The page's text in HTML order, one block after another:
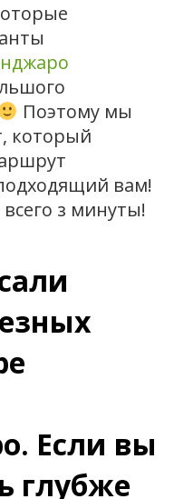
Поэтому мы
который
вам!
з минуты!
Если вы
глубже